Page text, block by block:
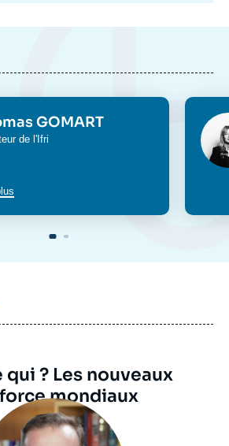
GOMART
de l'Ifri
? Les nouveaux
mondiaux